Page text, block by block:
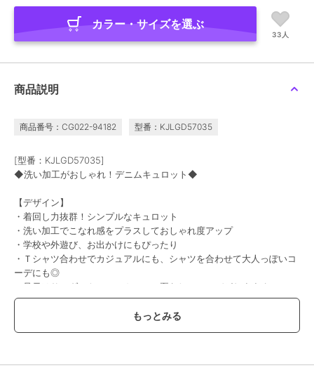
カラー・サイズを選ぶ
33人
商品説明
商品番号：CG022-94182 型番：KJLGD57035
[型番：KJLGD57035]
◆洗い加工がおしゃれ！デニムキュロット◆
【デザイン】
・着回し力抜群！シンプルなキュロット
・洗い加工でこなれ感をプラスしておしゃれ度アップ
・学校や外遊び、お出かけにもぴったり
・Ｔシャツ合わせでカジュアルにも、シャツを合わせて大人っぽいコ
ーデにも◎
・足元はサンダルやスニーカーで、夏らしいコーデがおすすめ！
【素材】